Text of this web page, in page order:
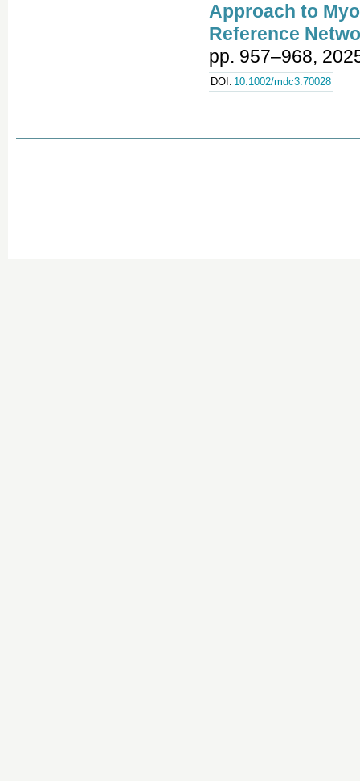
Approach to
Reference
pp. 957–968,
DOI: 10.1002/mdc3.70028